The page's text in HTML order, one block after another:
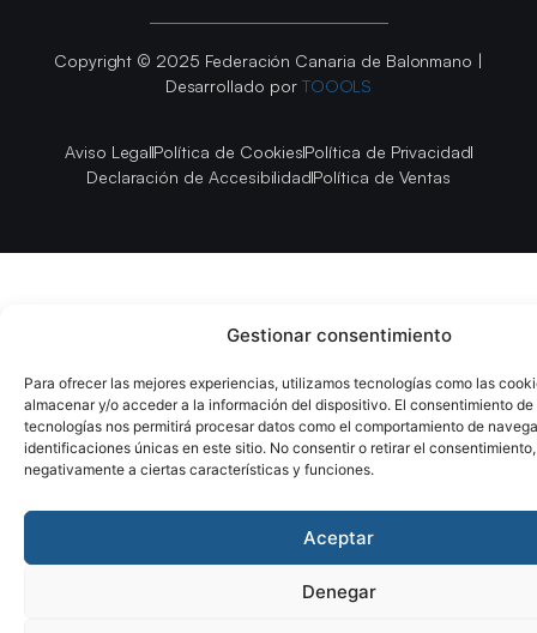
Gestionar consentimiento
Para ofrecer las mejores experiencias, utilizamos tecnologías como las
almacenar y/o acceder a la información del dispositivo. El consentimiento de
tecnologías nos permitirá procesar datos como el comportamiento de
identificaciones únicas en este sitio. No consentir o retirar el
negativamente a ciertas características y funciones.
Aceptar
Denegar
Copyright © 2025 Federación Canaria de Balonmano |
Desarrollado por TOOOLS
Aviso LegalPolítica de CookiesPolítica de Privacidad
Declaración de AccesibilidadPolítica de Ventas